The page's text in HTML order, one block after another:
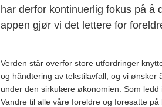
har derfor kontinuerlig fokus på
appen gjør vi det lettere for
Verden står overfor store utfordringer
og håndtering av tekstilavfall, og vi
under den sirkulære økonomien. Som
Vandre til alle våre foreldre og foresatte